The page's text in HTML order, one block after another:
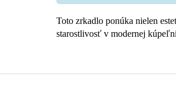
Toto zrkadlo ponúka nielen
starostlivosť v modernej